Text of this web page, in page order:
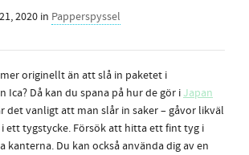
2020 in Papperspyssel
originellt än att slå in paketet i
Ica? Då kan du spana på hur de gör iJapan
det vanligt att man slår in saker – gåvor likväl
ett tygstycke. Försök att hitta ett fint tyg i
kanterna. Du kan också använda dig av en